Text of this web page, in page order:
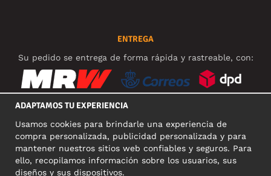
ENTREGA
Su pedido se entrega de forma rápida y rastreable, con:
REDES SOCIALES
ADAPTAMOS TU EXPERIENCIA
Usamos cookies para brindarle una experiencia de
compra personalizada, publicidad personalizada y para
mantener nuestros sitios web confiables y seguros. Para
ello, recopilamos información sobre los usuarios, sus
diseños y sus dispositivos.